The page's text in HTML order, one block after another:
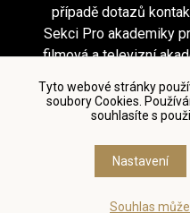
Tyto webové stránky
soubory Cookies.
souhlasíte s
Nastavení
Souhlas
případě dotazů
Sekci Pro akademiky
filmová a televizní
Podmínky užití a